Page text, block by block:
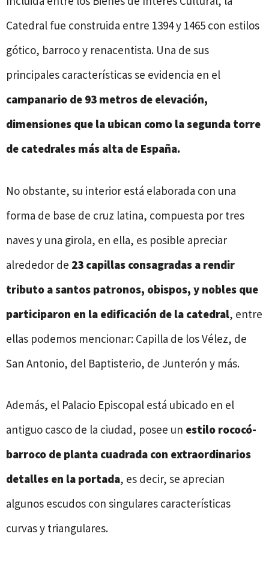
Catedral fue construida entre 1394 y 1465 con estilos
gótico, barroco y renacentista. Una de sus
principales características se evidencia en el
campanario de 93 metros de elevación,
dimensiones que la ubican como la segunda torre
de catedrales más alta de España.
No obstante, su interior está elaborada con una
forma de base de cruz latina, compuesta por tres
naves y una girola, en ella, es posible apreciar
alrededor de 23 capillas consagradas a rendir
tributo a santos patronos, obispos, y nobles que
participaron en la edificación de la catedral, entre
ellas podemos mencionar: Capilla de los Vélez, de
San Antonio, del Baptisterio, de Junterón y más.
Además, el Palacio Episcopal está ubicado en el
antiguo casco de la ciudad, posee un estilo rococó-
barroco de planta cuadrada con extraordinarios
detalles en la portada, es decir, se aprecian
algunos escudos con singulares características
curvas y triangulares.